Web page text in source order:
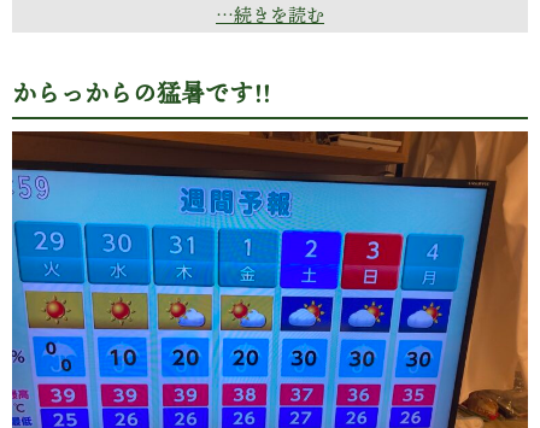
齢六五の私が、可搬のお茶摘み機械を持って茶摘みできるのは
よくてもあと十年。
『乗用茶摘み機の入らない畑の改植なんて何になろう!?』 そ
んな若者の声が聞こえて来そうですが『百姓の業』みたいなも
のですか… 常に目に入る屋敷の畑は綺麗にさせときたいので
す。
田んぼも七枚で二反…
…続きを読む
からっからの猛暑です!!